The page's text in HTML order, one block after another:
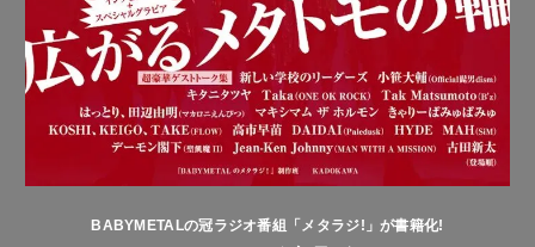
BABYMETALの冠ラジオ番組「メタラジ!」が書籍化!